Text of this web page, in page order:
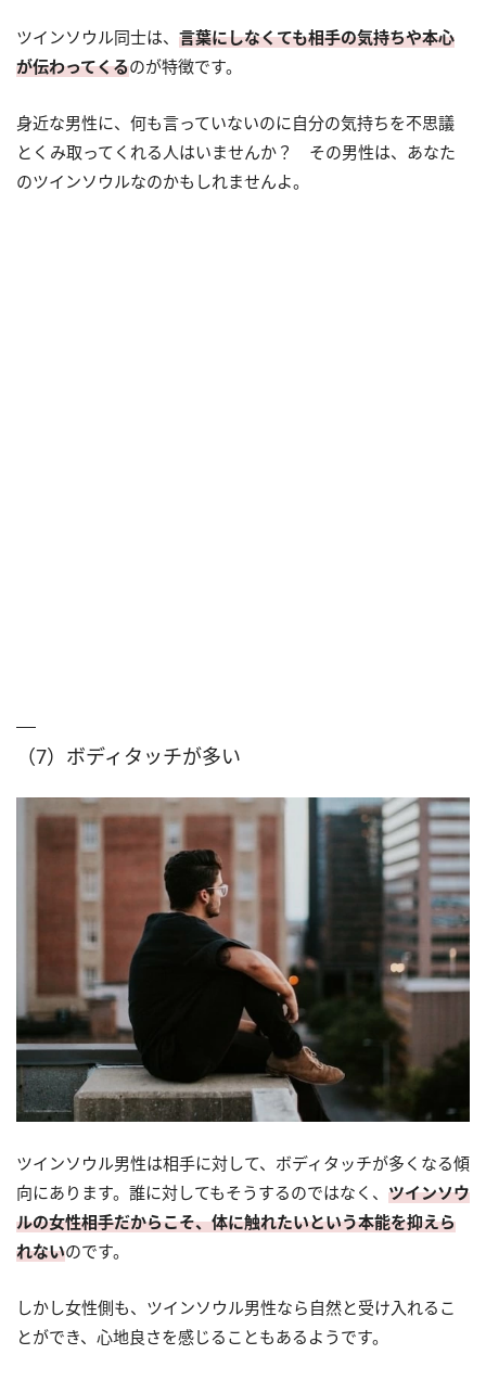
ツインソウル同士は、 言葉にしなくても相手の気持ちや本心
が伝わってくるのが特徴です。
身近な男性に、何も言っていないのに自分の気持ちを不思議
とくみ取ってくれる人はいませんか？ その男性は、あなた
のツインソウルなのかもしれませんよ。
（7）ボディタッチが多い
ツインソウル男性は相手に対して、ボディタッチが多くなる傾
向にあります。誰に対してもそうするのではなく、 ツインソウ
ルの女性相手だからこそ、体に触れたいという本能を抑えら
れないのです。
しかし女性側も、ツインソウル男性なら自然と受け入れるこ
とができ、心地良さを感じることもあるようです。